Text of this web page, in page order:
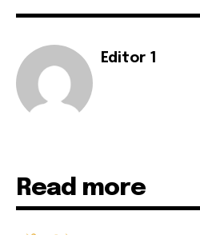
Editor 1
Read more